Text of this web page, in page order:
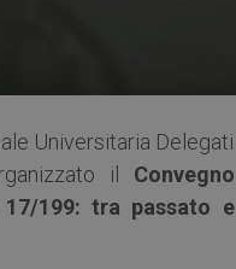
Universitaria Delegati
il Convegno
17/199: tra passato e